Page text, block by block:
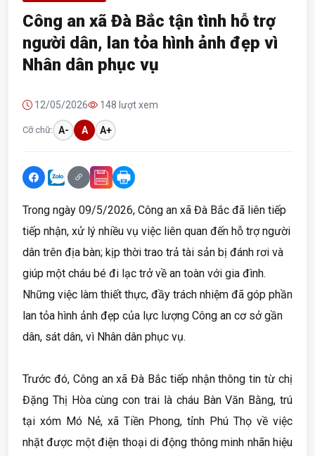
Công an xã Đà Bắc tận tình hỗ trợ
người dân, lan tỏa hình ảnh đẹp vì
Nhân dân phục vụ
12/05/2026 148 lượt xem
Cỡ chữ: A- A A+
Trong ngày 09/5/2026, Công an xã Đà Bắc đã liên tiếp
tiếp nhận, xử lý nhiều vụ việc liên quan đến hỗ trợ người
dân trên địa bàn; kịp thời trao trả tài sản bị đánh rơi và
giúp một cháu bé đi lạc trở về an toàn với gia đình.
Những việc làm thiết thực, đầy trách nhiệm đã góp phần
lan tỏa hình ảnh đẹp của lực lượng Công an cơ sở gần
dân, sát dân, vì Nhân dân phục vụ.
Trước đó, Công an xã Đà Bắc tiếp nhận thông tin từ chị
Đặng Thị Hòa cùng con trai là cháu Bàn Văn Bằng, trú
tại xóm Mó Nẻ, xã Tiền Phong, tỉnh Phú Thọ về việc
nhặt được một điện thoại di động thông minh nhãn hiệu